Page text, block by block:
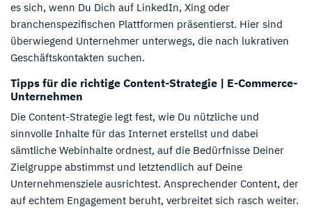
es sich, wenn Du Dich auf LinkedIn, Xing oder
branchenspezifischen Plattformen präsentierst. Hier sind
überwiegend Unternehmer unterwegs, die nach lukrativen
Geschäftskontakten suchen.
Tipps für die richtige Content-Strategie | E-Commerce-
Unternehmen
Die Content-Strategie legt fest, wie Du nützliche und
sinnvolle Inhalte für das Internet erstellst und dabei
sämtliche Webinhalte ordnest, auf die Bedürfnisse Deiner
Zielgruppe abstimmst und letztendlich auf Deine
Unternehmensziele ausrichtest. Ansprechender Content, der
auf echtem Engagement beruht, verbreitet sich rasch weiter.